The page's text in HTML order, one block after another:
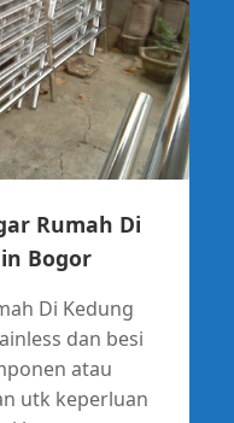
Rumah Di
Bogor
Di Kedung
dan besi
atau
utk keperluan